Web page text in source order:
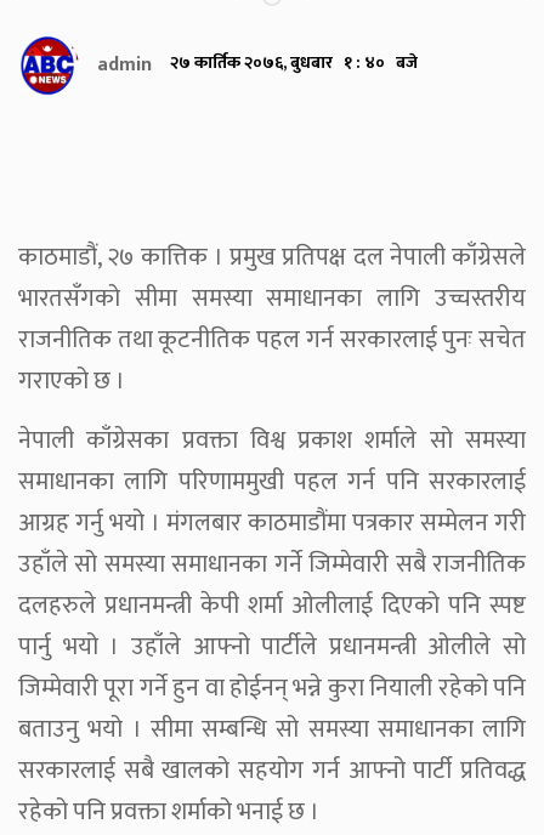
admin २७ कार्तिक २०७६, बुधबार १ : ४० बजे
काठमाडौं, २७ कात्तिक । प्रमुख प्रतिपक्ष दल नेपाली काँग्रेसले
भारतसँगको सीमा समस्या समाधानका लागि उच्चस्तरीय
राजनीतिक तथा कूटनीतिक पहल गर्न सरकारलाई पुनः सचेत
गराएको छ ।
नेपाली काँग्रेसका प्रवक्ता विश्व प्रकाश शर्माले सो समस्या
समाधानका लागि परिणाममुखी पहल गर्न पनि सरकारलाई
आग्रह गर्नु भयो । मंगलबार काठमाडौंमा पत्रकार सम्मेलन गरी
उहाँले सो समस्या समाधानका गर्ने जिम्मेवारी सबै राजनीतिक
दलहरुले प्रधानमन्त्री केपी शर्मा ओलीलाई दिएको पनि स्पष्ट
पार्नु भयो । उहाँले आफ्नो पार्टीले प्रधानमन्त्री ओलीले सो
जिम्मेवारी पूरा गर्ने हुन वा होईनन् भन्ने कुरा नियाली रहेको पनि
बताउनु भयो । सीमा सम्बन्धि सो समस्या समाधानका लागि
सरकारलाई सबै खालको सहयोग गर्न आफ्नो पार्टी प्रतिवद्ध
रहेको पनि प्रवक्ता शर्माको भनाई छ ।